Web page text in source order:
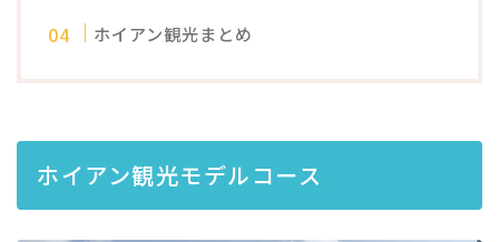
ホイアン観光まとめ
ホイアン観光モデルコース